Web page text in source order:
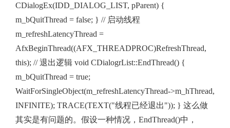
CDialogEx(IDD_DIALOG_LIST, pParent) {
m_bQuitThread = false; } // 启动线程
m_refreshLatencyThread =
AfxBeginThread((AFX_THREADPROC)RefreshThread,
this); // 退出逻辑 void CDialogrList::EndThread() {
m_bQuitThread = true;
WaitForSingleObject(m_refreshLatencyThread->m_hThread,
INFINITE); TRACE(TEXT("线程已经退出")); } 这么做
其实是有问题的。假设一种情况，EndThread()中，